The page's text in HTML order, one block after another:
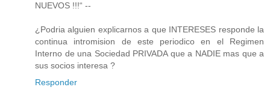
NUEVOS !!!“ --
¿Podria alguien explicarnos a que INTERESES responde la
continua intromision de este periodico en el Regimen
Interno de una Sociedad PRIVADA que a NADIE mas que a
sus socios interesa ?
Responder